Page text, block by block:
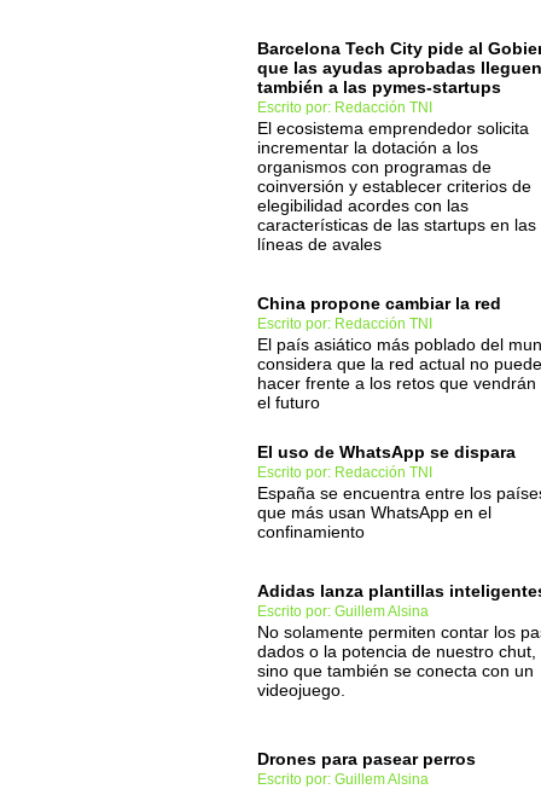
Barcelona Tech City pide al
que las ayudas aprobadas lleguen
también a las pymes-startups
Escrito por: Redacción TNI
El ecosistema emprendedor solicita
incrementar la dotación a los
organismos con programas de
coinversión y establecer criterios de
elegibilidad acordes con las
características de las startups en las
líneas de avales
China propone cambiar la red
Escrito por: Redacción TNI
El país asiático más poblado del
considera que la red actual no puede
hacer frente a los retos que vendrán
el futuro
El uso de WhatsApp se dispara
Escrito por: Redacción TNI
España se encuentra entre los
que más usan WhatsApp en el
confinamiento
Adidas lanza plantillas
Escrito por: Guillem Alsina
No solamente permiten contar los
dados o la potencia de nuestro chut,
sino que también se conecta con un
videojuego.
Drones para pasear perros
Escrito por: Guillem Alsina